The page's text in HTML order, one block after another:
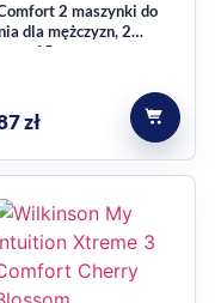
2 maszynki do
dla mężczyzn, 2
15 szt.
zł